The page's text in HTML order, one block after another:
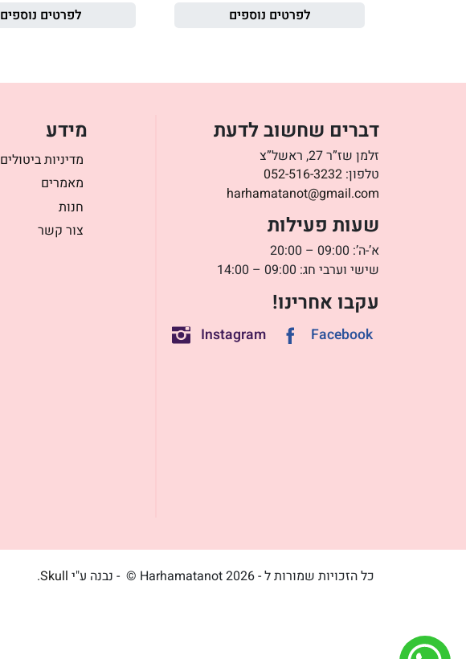
לפרטים נוספים
לפרטים נוספים
דברים שחשוב לדעת
זלמן שז”ר 27, ראשל”צ
טלפון: 052-516-3232
harhamatanot@gmail.com
שעות פעילות
א’-ה’: 09:00 – 20:00
שישי וערבי חג: 09:00 – 14:00
עקבו אחרינו!
Facebook
Instagram
מידע
מדיניות ביטולים
מאמרים
חנות
צור קשר
כל הזכויות שמורות ל - Harhamatanot 2026 © - נבנה ע"י Skull
.